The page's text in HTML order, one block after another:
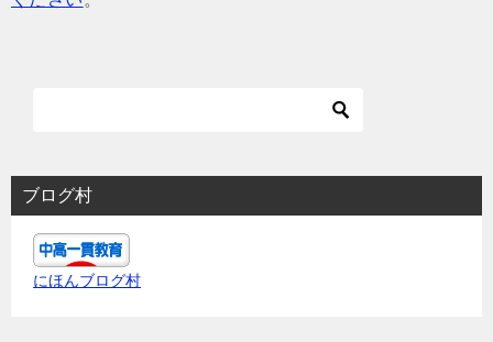
ブログ村
にほんブログ村